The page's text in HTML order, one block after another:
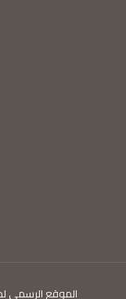
الموقع الرسمى